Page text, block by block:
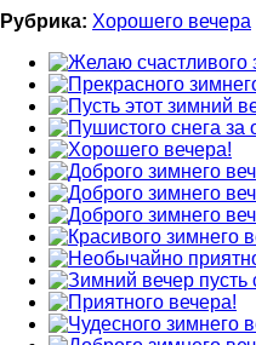
Рубрика: Хорошего вечера